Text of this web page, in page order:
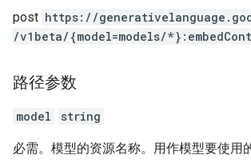
post https: / /
/v1beta/{model=models/
路径参数
model string
必需。模型的资源名称。用作模型要使用